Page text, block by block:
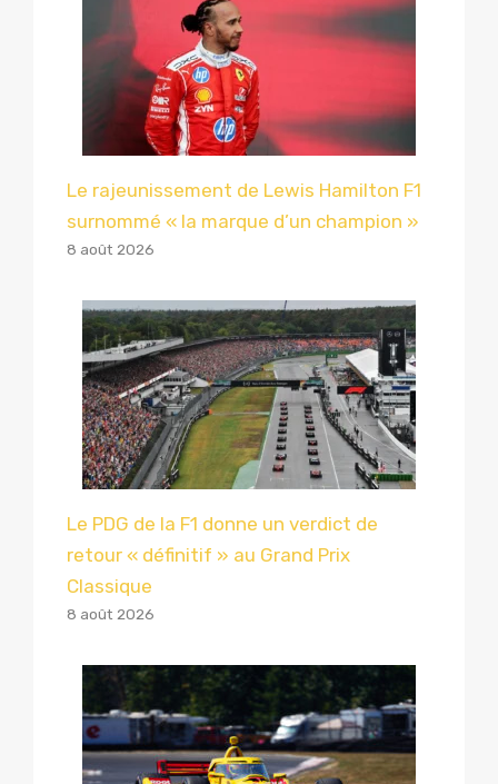
Le rajeunissement de Lewis Hamilton F1
surnommé « la marque d’un champion »
8 août 2026
Le PDG de la F1 donne un verdict de
retour « définitif » au Grand Prix
Classique
8 août 2026